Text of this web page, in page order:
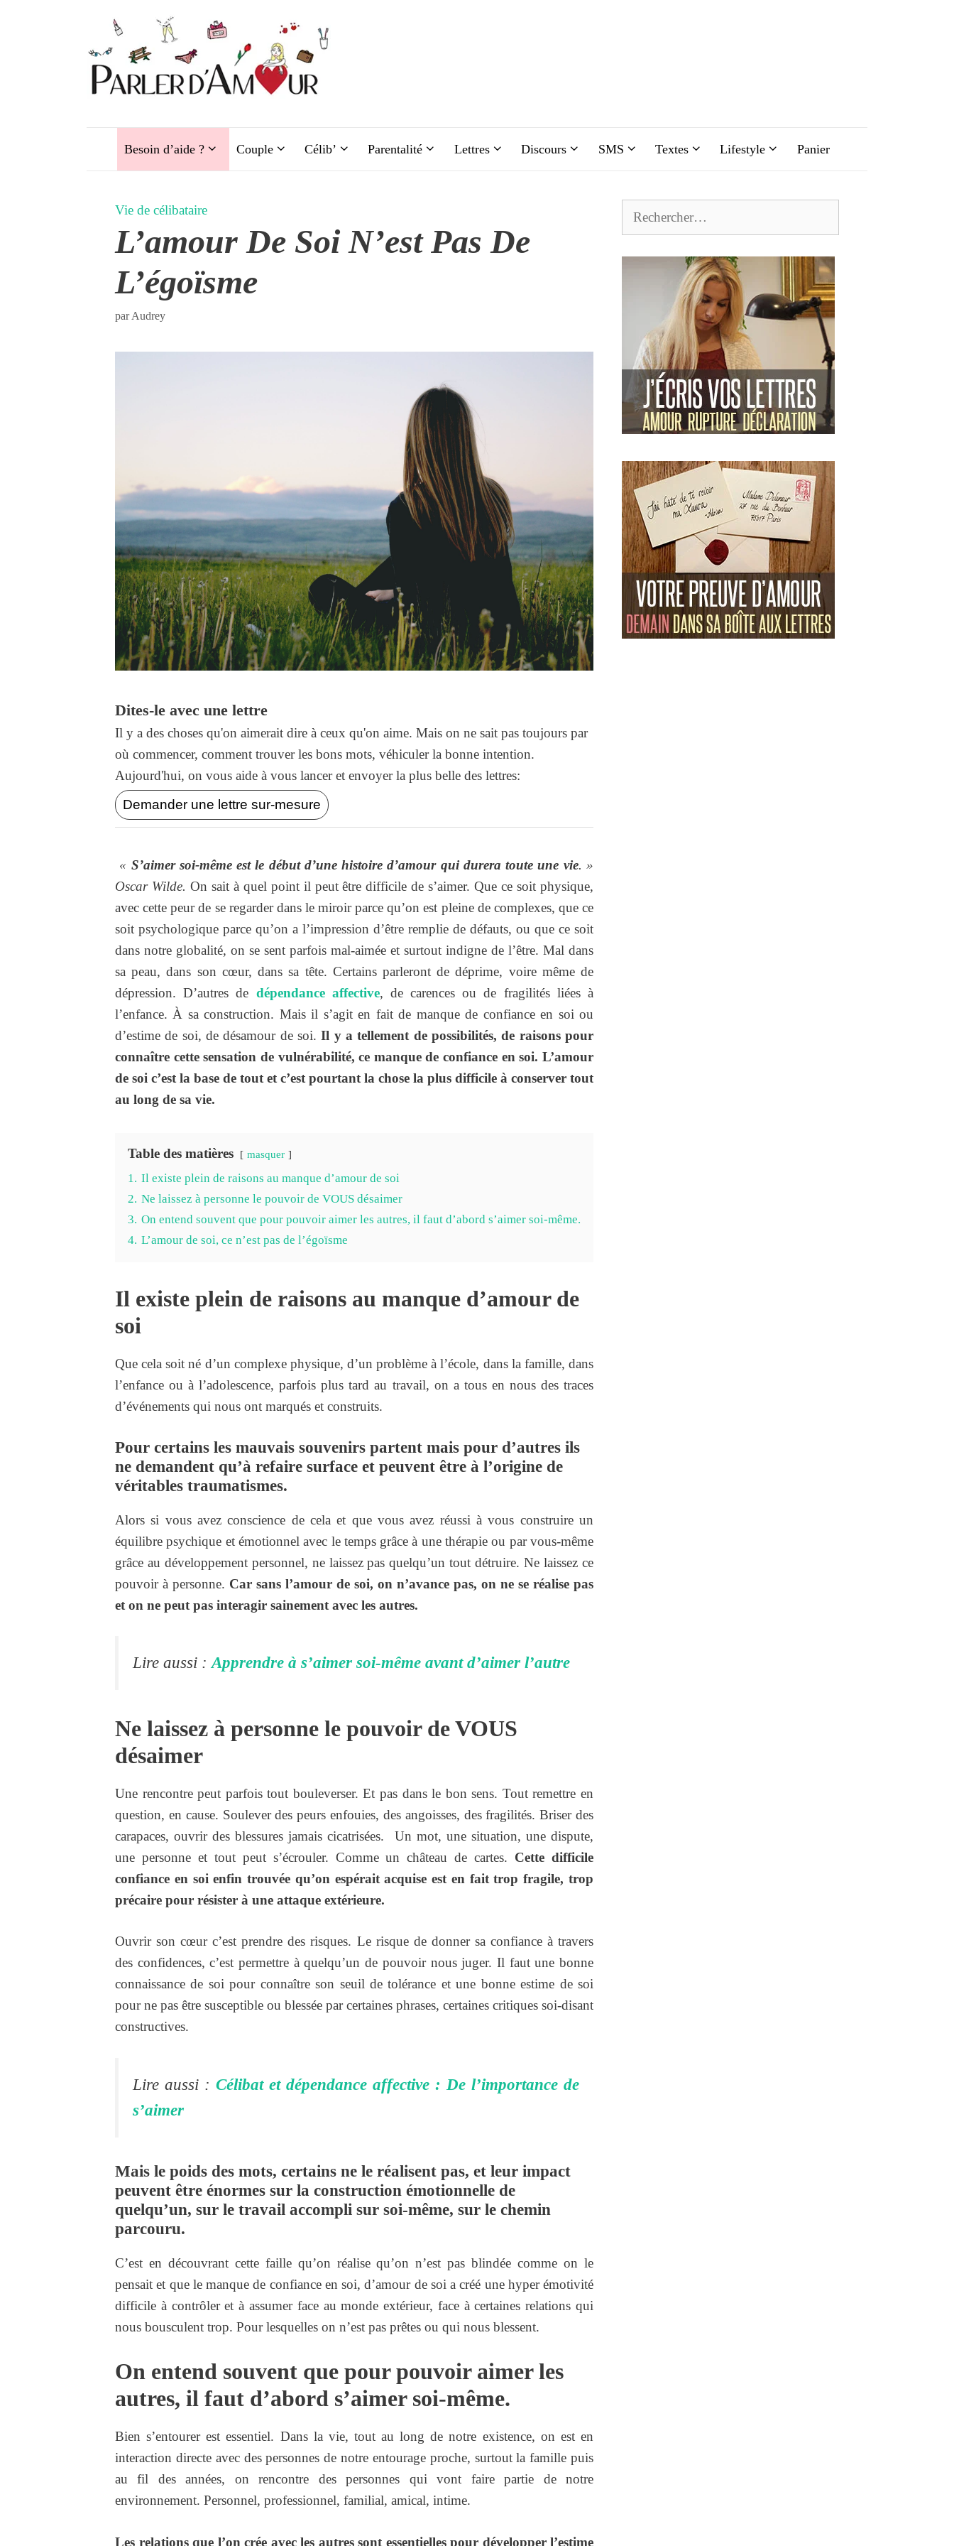
Besoin d’aide ? Couple Célib’ Parentalité Lettres Discours SMS Textes Lifestyle Panier
Vie de célibataire
L’amour De Soi N’est Pas De
L’égoïsme
parAudrey
Dites-le avec une lettre
Il y a des choses qu'on aimerait dire à ceux qu'on aime. Mais on ne sait pas toujours par
où commencer, comment trouver les bons mots, véhiculer la bonne intention.
Aujourd'hui, on vous aide à vous lancer et envoyer la plus belle des lettres:
Demander une lettre sur-mesure
« S’aimer soi-même est le début d’une histoire d’amour qui durera toute une vie. »
Oscar Wilde. On sait à quel point il peut être difficile de s’aimer. Que ce soit physique,
avec cette peur de se regarder dans le miroir parce qu’on est pleine de complexes, que ce
soit psychologique parce qu’on a l’impression d’être remplie de défauts, ou que ce soit
dans notre globalité, on se sent parfois mal-aimée et surtout indigne de l’être. Mal dans
sa peau, dans son cœur, dans sa tête. Certains parleront de déprime, voire même de
dépression. D’autres de dépendance affective, de carences ou de fragilités liées à
l’enfance. À sa construction. Mais il s’agit en fait de manque de confiance en soi ou
d’estime de soi, de désamour de soi.Il y a tellement de possibilités, de raisons pour
connaître cette sensation de vulnérabilité, ce manque de confiance en soi. L’amour
de soi c’est la base de tout et c’est pourtant la chose la plus difficile à conserver tout
au long de sa vie.
Table des matières masquer
1. Il existe plein de raisons au manque d’amour de soi
2. Ne laissez à personne le pouvoir de VOUS désaimer
3. On entend souvent que pour pouvoir aimer les autres, il faut d’abord s’aimer soi-même.
4. L’amour de soi, ce n’est pas de l’égoïsme
Il existe plein de raisons au manque d’amour de
soi
Que cela soit né d’un complexe physique, d’un problème à l’école, dans la famille, dans
l’enfance ou à l’adolescence, parfois plus tard au travail, on a tous en nous des traces
d’événements qui nous ont marqués et construits.
Pour certains les mauvais souvenirs partent mais pour d’autres ils
ne demandent qu’à refaire surface et peuvent être à l’origine de
véritables traumatismes.
Alors si vous avez conscience de cela et que vous avez réussi à vous construire un
équilibre psychique et émotionnel avec le temps grâce à une thérapie ou par vous-même
grâce au développement personnel, ne laissez pas quelqu’un tout détruire. Ne laissez ce
pouvoir à personne. Car sans l’amour de soi, on n’avance pas, on ne se réalise pas
et on ne peut pas interagir sainement avec les autres.
Lire aussi :Apprendre à s’aimer soi-même avant d’aimer l’autre
Ne laissez à personne le pouvoir de VOUS
désaimer
Une rencontre peut parfois tout bouleverser. Et pas dans le bon sens. Tout remettre en
question, en cause. Soulever des peurs enfouies, des angoisses, des fragilités. Briser des
carapaces, ouvrir des blessures jamais cicatrisées. Un mot, une situation, une dispute,
une personne et tout peut s’écrouler. Comme un château de cartes. Cette difficile
confiance en soi enfin trouvée qu’on espérait acquise est en fait trop fragile, trop
précaire pour résister à une attaque extérieure.
Ouvrir son cœur c’est prendre des risques. Le risque de donner sa confiance à travers
des confidences, c’est permettre à quelqu’un de pouvoir nous juger. Il faut une bonne
connaissance de soi pour connaître son seuil de tolérance et une bonne estime de soi
pour ne pas être susceptible ou blessée par certaines phrases, certaines critiques soi-disant
constructives.
Lire aussi : Célibat et dépendance affective : De l’importance de
s’aimer
Mais le poids des mots, certains ne le réalisent pas, et leur impact
peuvent être énormes sur la construction émotionnelle de
quelqu’un, sur le travail accompli sur soi-même, sur le chemin
parcouru.
C’est en découvrant cette faille qu’on réalise qu’on n’est pas blindée comme on le
pensait et que le manque de confiance en soi, d’amour de soi a créé une hyper émotivité
difficile à contrôler et à assumer face au monde extérieur, face à certaines relations qui
nous bousculent trop. Pour lesquelles on n’est pas prêtes ou qui nous blessent.
On entend souvent que pour pouvoir aimer les
autres, il faut d’abord s’aimer soi-même.
Bien s’entourer est essentiel. Dans la vie, tout au long de notre existence, on est en
interaction directe avec des personnes de notre entourage proche, surtout la famille puis
au fil des années, on rencontre des personnes qui vont faire partie de notre
environnement. Personnel, professionnel, familial, amical, intime.
Les relations que l’on crée avec les autres sont essentielles pour développer l’estime